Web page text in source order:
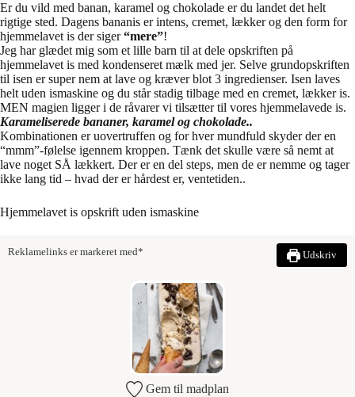
Er du vild med banan, karamel og chokolade er du landet det helt
rigtige sted. Dagens bananis er intens, cremet, lækker og den form for
hjemmelavet is der siger“mere”!
Jeg har glædet mig som et lille barn til at dele opskriften på
hjemmelavet is med kondenseret mælk med jer. Selve grundopskriften
til isen er super nem at lave og kræver blot 3 ingredienser. Isen laves
helt uden ismaskine og du står stadig tilbage med en cremet, lækker is.
MEN magien ligger i de råvarer vi tilsætter til vores hjemmelavede is.
Karameliserede bananer, karamel og chokolade..
Kombinationen er uovertruffen og for hver mundfuld skyder der en
“mmm”-følelse igennem kroppen. Tænk det skulle være så nemt at
lave noget SÅ lækkert. Der er en del steps, men de er nemme og tager
ikke lang tid – hvad der er hårdest er, ventetiden..
Hjemmelavet is opskrift uden ismaskine
Reklamelinks er markeret med* Udskriv
Gem til madplan